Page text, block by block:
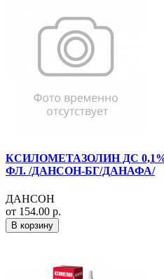
КСИЛОМЕТАЗОЛИН ДС
ФЛ. /ДАНСОН-БГ/ДАНАФА/
ДАНСОН
от 154.00 р.
В корзину